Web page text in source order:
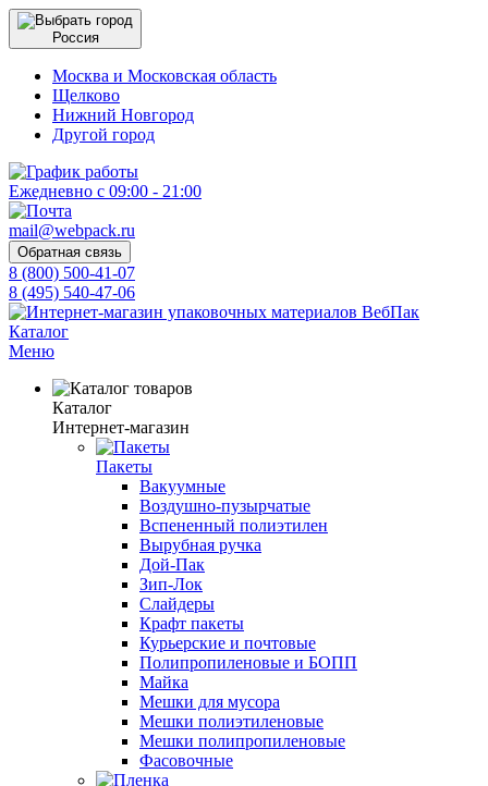
Россия
Москва и Московская область
Щелково
Нижний Новгород
Другой город
Ежедневно с 09:00 - 21:00
mail@webpack.ru
Обратная связь
8 (800) 500-41-07
8 (495) 540-47-06
Каталог
Меню
Каталог
Интернет-магазин
Пакеты
Вакуумные
Воздушно-пузырчатые
Вспененный полиэтилен
Вырубная ручка
Дой-Пак
Зип-Лок
Слайдеры
Крафт пакеты
Курьерские и почтовые
Полипропиленовые и БОПП
Майка
Мешки для мусора
Мешки полиэтиленовые
Мешки полипропиленовые
Фасовочные